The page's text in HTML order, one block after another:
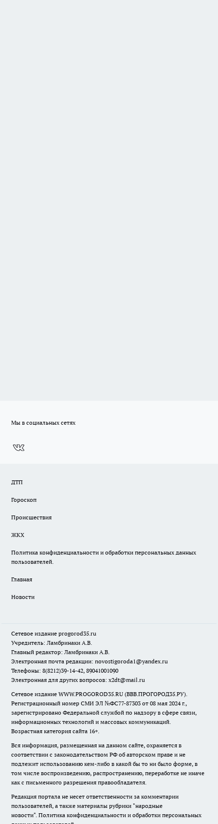
Мы в социальных сетях
ДТП
Гороскоп
Происшествия
ЖКХ
Политика конфиденциальности и обработки персональных данных
пользователей.
Главная
Новости
Сетевое издание progorod35.ru
Учредитель: Ламбринаки А.В.
Главный редактор: Ламбринаки А.В.
Электронная почта редакции: novostigoroda1@yandex.ru
Телефоны: 8(8212)39-14-42, 89041001090
Электронная для других вопросов: x2dt@mail.ru
Сетевое издание WWW.PROGOROD35.RU (ВВВ.ПРОГОРОД35.РУ).
Регистрационный номер СМИ ЭЛ №ФС77-87303 от 08 мая 2024 г.,
зарегистрировано Федеральной службой по надзору в сфере связи,
информационных технологий и массовых коммуникаций.
Возрастная категория сайта 16+.
Вся информация, размещенная на данном сайте, охраняется в
соответствии с законодательством РФ об авторском праве и не
подлежит использованию кем-либо в какой бы то ни было форме, в
том числе воспроизведению, распространению, переработке не иначе
как с письменного разрешения правообладателя.
Редакция портала не несет ответственности за комментарии
пользователей, а также материалы рубрики "народные
новости". Политика конфиденциальности и обработки персональных